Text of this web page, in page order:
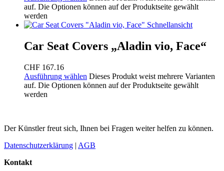
auf. Die Optionen können auf der Produktseite gewählt
werden
Schnellansicht
Car Seat Covers „Aladin vio, Face“
CHF 167.16
Ausführung wählen Dieses Produkt weist mehrere Varianten
auf. Die Optionen können auf der Produktseite gewählt
werden
Der Künstler freut sich, Ihnen bei Fragen weiter helfen zu können.
Datenschutzerklärung | AGB
Kontakt